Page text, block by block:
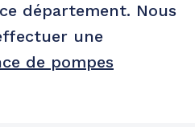
département. Nous
une
de pompes